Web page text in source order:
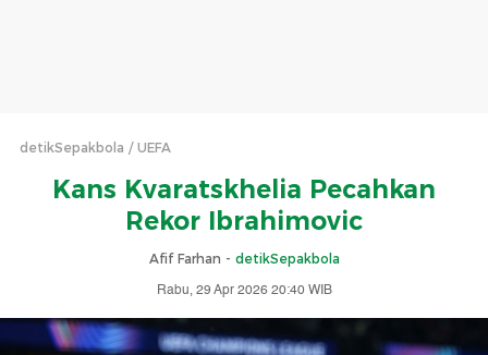
detikSepakbola UEFA
Kans Kvaratskhelia Pecahkan
Rekor Ibrahimovic
Afif Farhan - detikSepakbola
Rabu, 29 Apr 2026 20:40 WIB